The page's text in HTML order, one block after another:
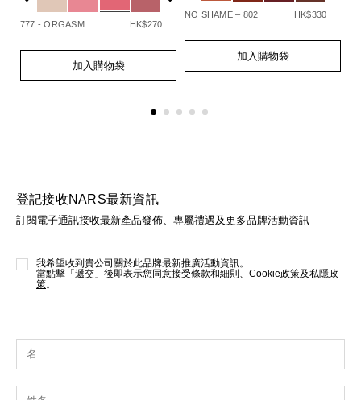
777 - ORGASM HK$270
Add
options
Product
加入購物袋
NO SHAME – 802 HK$330
Add
options
Product
加入購物袋
登記接收NARS最新資訊
訂閱電子通訊接收最新產品發佈、專屬禮遇及更多品牌活動資訊
我希望收到貴公司關於此品牌最新推廣活動資訊。
當點擊「遞交」後即表示您同意接受條款和細則、 Cookie政策及私隱政
策。